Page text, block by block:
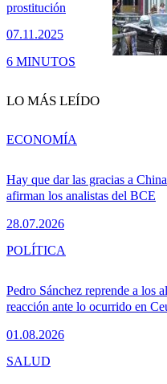
prostitución
07.11.2025
6 MINUTOS
LO MÁS LEÍDO
Hay que dar las gracias a
afirman los analistas del BCE
28.07.2026
ECONOMÍA
Pedro Sánchez reprende a los
reacción ante lo ocurrido en
01.08.2026
POLÍTICA
SALUD